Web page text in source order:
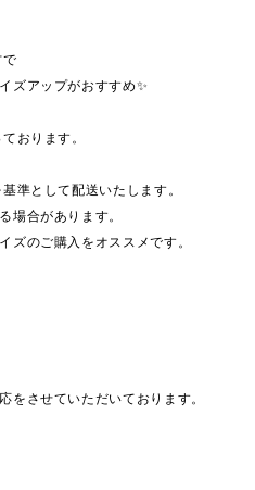
ズアップがおすすめ✨
おります。
準として配送いたします。
場合があります。
ズのご購入をオススメです。
をさせていただいております。